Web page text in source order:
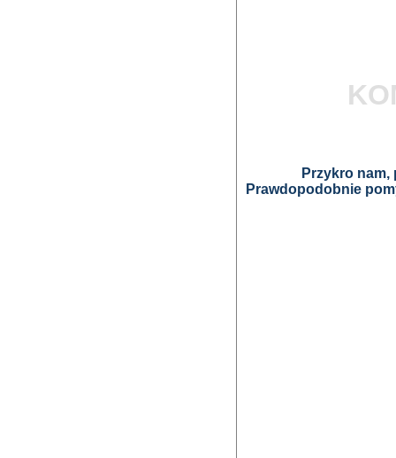
Przykro
Prawdopodobnie